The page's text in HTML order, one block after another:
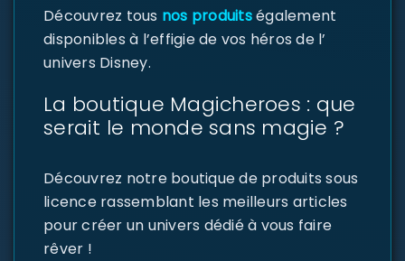
Découvrez tous nos produitségalement
disponibles à l’effigie de vos héros de l’
univers Disney.
La boutique Magicheroes : que
serait le monde sans magie ?
Découvrez notre boutique de produits sous
licence rassemblant les meilleurs articles
pour créer un univers dédié à vous faire
rêver !